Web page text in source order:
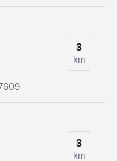
3
km
3
km